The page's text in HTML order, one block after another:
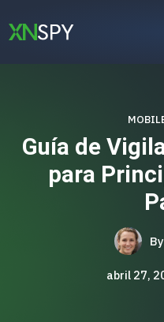
contenido
Guía de
para
By
abril 27,